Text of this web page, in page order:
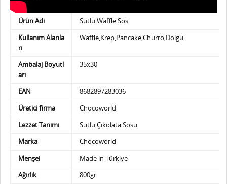
Ürün Adı
Sütlü Waffle Sos
Kullanım Alanla
rı
Waffle,Krep,Pancake,Churro,Dolgu
Ambalaj Boyutl
arı
35x30
EAN
8682897283036
Üretici firma
Chocoworld
Lezzet Tanımı
Sütlü Çikolata Sosu
Marka
Chocoworld
Menşei
Made in Türkiye
Ağırlık
800gr